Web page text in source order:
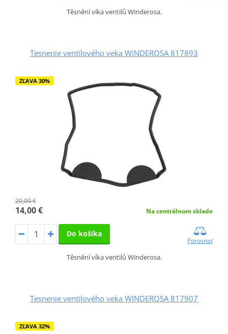
Těsnění víka ventilů Winderosa.
Tesnenie ventilového veka WINDEROSA 817893
ZĽAVA 30%
20,00 €
14,00 € Na centrálnom sklade
Do košíka
Porovnať
Těsnění víka ventilů Winderosa.
Tesnenie ventilového veka WINDEROSA 817907
ZĽAVA 32%